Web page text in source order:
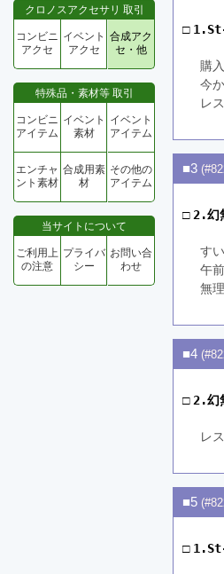
クロノスアクセサリ 取引
コンビニ
アクセ
イベント
アクセ
合成アク
セ・他
特殊品・素材等 取引
コンビニ
アイテム
イベント
素材
イベント
アイテム
エンチャ
ント素材
合成用素
材
その他の
アイテム
当サイトについて
ご利用上
の注意
プライバ
シー
お問い合
わせ
□
購
今
レ
■3
□ 2.幻
す
午
無
■4
□ 2.幻
レ
■5
□